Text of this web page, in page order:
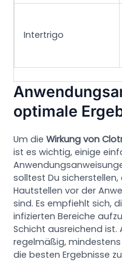
Intertrigo
optimale
Um dieWirkung von
ist es wichtig, einige
solltest Du
Hautstellen vor der
sind. Es empfiehlt sich,
infizierten Bereiche
Schicht ausreichend
regelmäßig,
die besten Ergebnisse